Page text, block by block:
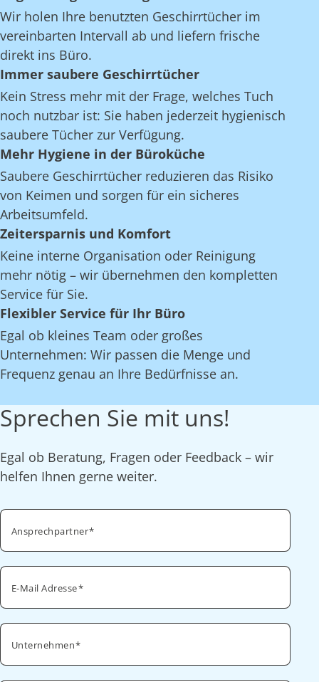
Wir holen Ihre benutzten Geschirrtücher im
vereinbarten Intervall ab und liefern frische
direkt ins Büro.
Immer saubere Geschirrtücher
Kein Stress mehr mit der Frage, welches Tuch
noch nutzbar ist: Sie haben jederzeit hygienisch
saubere Tücher zur Verfügung.
Mehr Hygiene in der Büroküche
Saubere Geschirrtücher reduzieren das Risiko
von Keimen und sorgen für ein sicheres
Arbeitsumfeld.
Zeitersparnis und Komfort
Keine interne Organisation oder Reinigung
mehr nötig – wir übernehmen den kompletten
Service für Sie.
Flexibler Service für Ihr Büro
Egal ob kleines Team oder großes
Unternehmen: Wir passen die Menge und
Frequenz genau an Ihre Bedürfnisse an.
Sprechen Sie mit uns!
Egal ob Beratung, Fragen oder Feedback – wir
helfen Ihnen gerne weiter.
Ansprechpartner
E-Mail Adresse
Unternehmen